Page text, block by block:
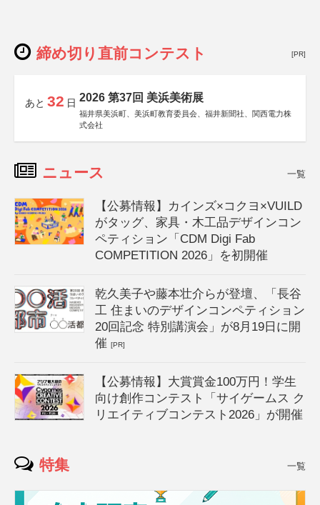
締め切り直前コンテスト [PR]
あと 32 日 2026 第37回 美浜美術展
福井県美浜町、美浜町教育委員会、福井新聞社、関西電力株
式会社
ニュース 一覧
【公募情報】カインズ×コクヨ×VUILD
がタッグ、家具・木工品デザインコン
ペティション「CDM Digi Fab
COMPETITION 2026」を初開催
乾久美子や藤本壮介らが登壇、「長谷
工 住まいのデザインコンペティション
20回記念 特別講演会」が8月19日に開
催[PR]
【公募情報】大賞賞金100万円！学生
向け創作コンテスト「サイゲームス ク
リエイティブコンテスト2026」が開催
特集 一覧